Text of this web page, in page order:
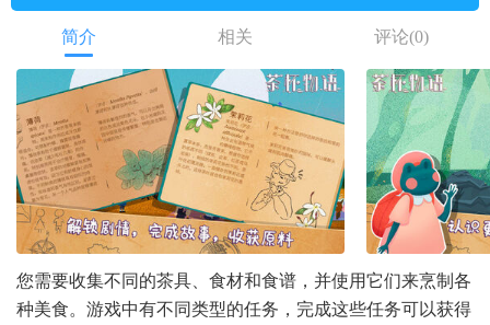
简介 相关 评论(0)
您需要收集不同的茶具、食材和食谱，并使用它们来烹制各
种美食。游戏中有不同类型的任务，完成这些任务可以获得